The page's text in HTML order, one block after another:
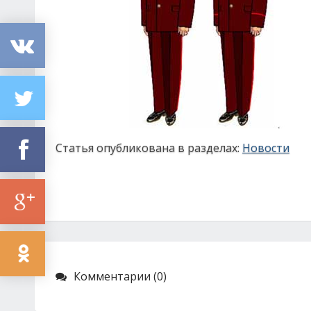
Статья опубликована в разделах: Новости
Комментарии (0)